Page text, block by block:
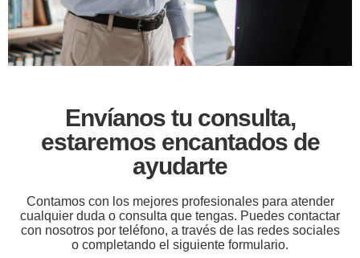
Envíanos tu consulta,
estaremos encantados de
ayudarte
Contamos con los mejores profesionales para atender
cualquier duda o consulta que tengas. Puedes contactar
con nosotros por teléfono, a través de las redes sociales
o completando el siguiente formulario.